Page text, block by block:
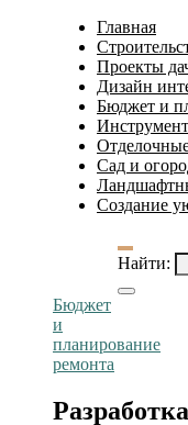
Главная
Проекты
Дизайн
Бюджет и
Сад и
Создание
Найти:
Бюджет
и
планирование
ремонта
Разработка